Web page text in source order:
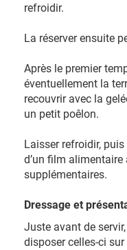
refroidir.
La réserver ensuite
Après le premier
éventuellement la
recouvrir avec la
un petit poêlon.
Laisser refroidir,
d’un film
supplémentaires.
Dressage et
Juste avant de
disposer celles-ci